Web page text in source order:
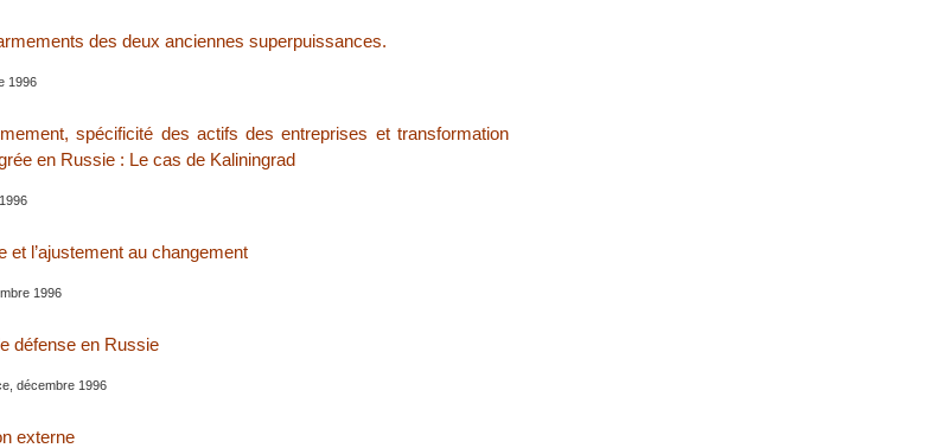
des deux anciennes superpuissances.
1996
spécificité des actifs des entreprises et transformation
en Russie : Le cas de Kaliningrad
et l’ajustement au changement
1996
défense en Russie
décembre 1996
externe